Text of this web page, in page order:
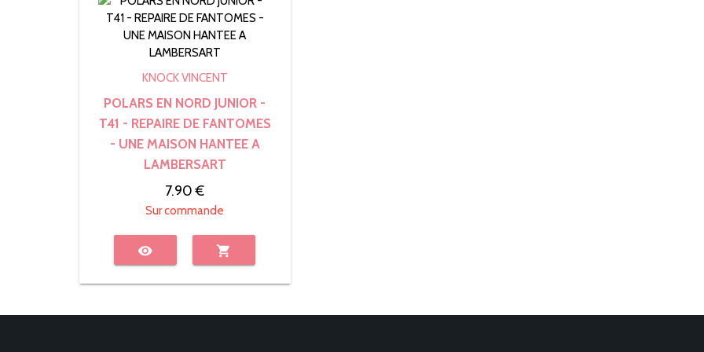
KNOCK VINCENT
POLARS EN NORD JUNIOR -
T41 - REPAIRE DE FANTOMES
- UNE MAISON HANTEE A
LAMBERSART
7.90 €
Sur commande
visibility shopping_cart